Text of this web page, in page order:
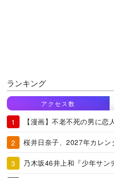
ランキング
アクセス数
【漫画】不老不死の男に恋
桜井日奈子、2027年カレン
乃木坂46井上和『少年サン